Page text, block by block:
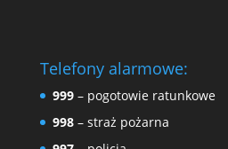
Telefony alarmowe:
999– pogotowie ratunkowe
998– straż pożarna